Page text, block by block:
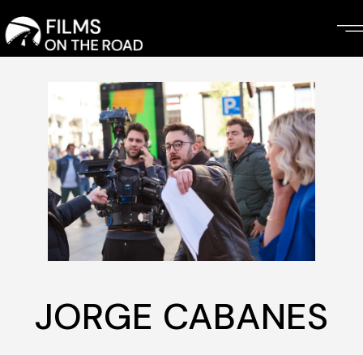
to
the
content
JORGE CABANES